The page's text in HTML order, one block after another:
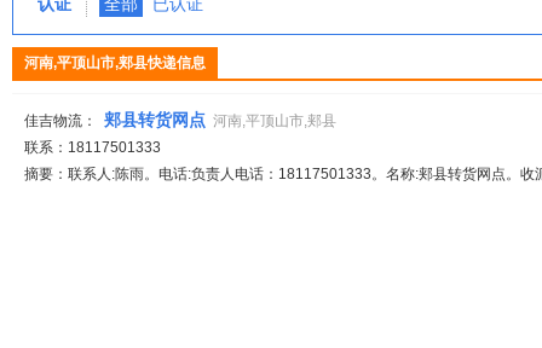
河南,平顶山市,郏县快递信息
佳吉物流： 郏县转货网点 河南,平顶山市,郏县
联系：18117501333
摘要：联系人:陈雨。电话:负责人电话：18117501333。名称:郏县转货网点。